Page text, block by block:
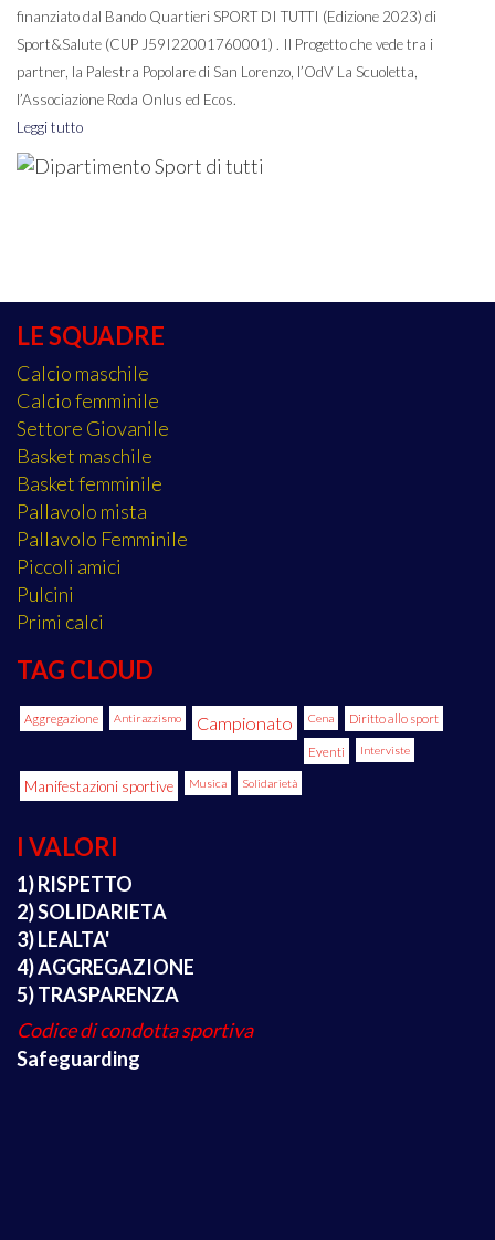
finanziato dal Bando Quartieri SPORT DI TUTTI (Edizione 2023) di
Sport&Salute (CUP J59I22001760001) . Il Progetto che vede tra i
partner, la Palestra Popolare di San Lorenzo, l’OdV La Scuoletta,
l’Associazione Roda Onlus ed Ecos.
Leggi tutto
LE SQUADRE
Calcio maschile
Calcio femminile
Settore Giovanile
Basket maschile
Basket femminile
Pallavolo mista
Pallavolo Femminile
Piccoli amici
Pulcini
Primi calci
TAG CLOUD
Aggregazione Antirazzismo Campionato Cena Diritto allo sport
Eventi Interviste
Manifestazioni sportive Musica Solidarietà
I VALORI
1) RISPETTO
2) SOLIDARIETA
3) LEALTA'
4) AGGREGAZIONE
5) TRASPARENZA
Codice di condotta sportiva
Safeguarding